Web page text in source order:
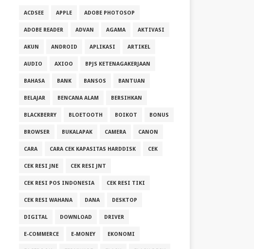
ACDSEE APPLE ADOBE PHOTOSOP
ADOBE READER ADVAN AGAMA AKTIVASI
AKUN ANDROID APLIKASI ARTIKEL
AUDIO AXIOO BPJS KETENAGAKERJAAN
BAHASA BANK BANSOS BANTUAN
BELAJAR BENCANA ALAM BERSIHKAN
BLACKBERRY BLOETOOTH BOIKOT BONUS
BROWSER BUKALAPAK CAMERA CANON
CARA CARA CEK KAPASITAS HARDDISK CEK
CEK RESI JNE CEK RESI JNT
CEK RESI POS INDONESIA CEK RESI TIKI
CEK RESI WAHANA DANA DESKTOP
DIGITAL DOWNLOAD DRIVER
E-COMMERCE E-MONEY EKONOMI